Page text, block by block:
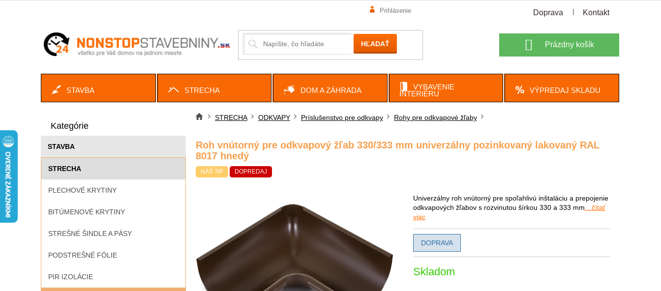
Doprava Kontakt
Prihlásenie
HĽADAŤ
Nákupný
košík
Prázdny košík
STAVBA STRECHA DOM A ZÁHRADA
VYBAVENIE
INTERIÉRU
VÝPREDAJ SKLADU
p
n
kategórie
Kategórie
STAVBA
STRECHA
PLECHOVÉ KRYTINY
BITÚMENOVÉ KRYTINY
STREŠNÉ ŠINDLE A PÁSY
PODSTREŠNÉ FÓLIE
PIR IZOLÁCIE
STRECHA ODKVAPY Príslušenstvo pre odkvapy Rohy pre odkvapové žľaby
Roh vnútorný pre odkvapový žľab 330/333 mm univerzálny pozinkovaný lakovaný RAL
8017 hnedý
NÁŠ TIP DOPREDAJ
Skladom
Univerzálny roh vnútorný pre spoľahlivú inštaláciu a prepojenie
odkvapových žľabov s rozvinutou šírkou 330 a 333 mm …čítať
viac
DOPRAVA